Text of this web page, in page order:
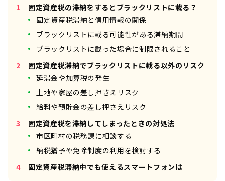
固定資産税の滞納をするとブラックリストに載る？
固定資産税滞納と信用情報の関係
ブラックリストに載る可能性がある滞納期間
ブラックリストに載った場合に制限されること
固定資産税滞納でブラックリストに載る以外のリスク
延滞金や加算税の発生
土地や家屋の差し押さえリスク
給料や預貯金の差し押さえリスク
固定資産税を滞納してしまったときの対処法
市区町村の税務課に相談する
納税猶予や免除制度の利用を検討する
固定資産税滞納中でも使えるスマートフォンは